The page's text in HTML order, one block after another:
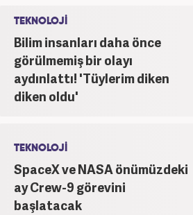
TEKNOLOJİ
Bilim insanları daha önce
görülmemiş bir olayı
aydınlattı! 'Tüylerim diken
diken oldu'
TEKNOLOJİ
SpaceX ve NASA önümüzdeki
ay Crew-9 görevini
başlatacak